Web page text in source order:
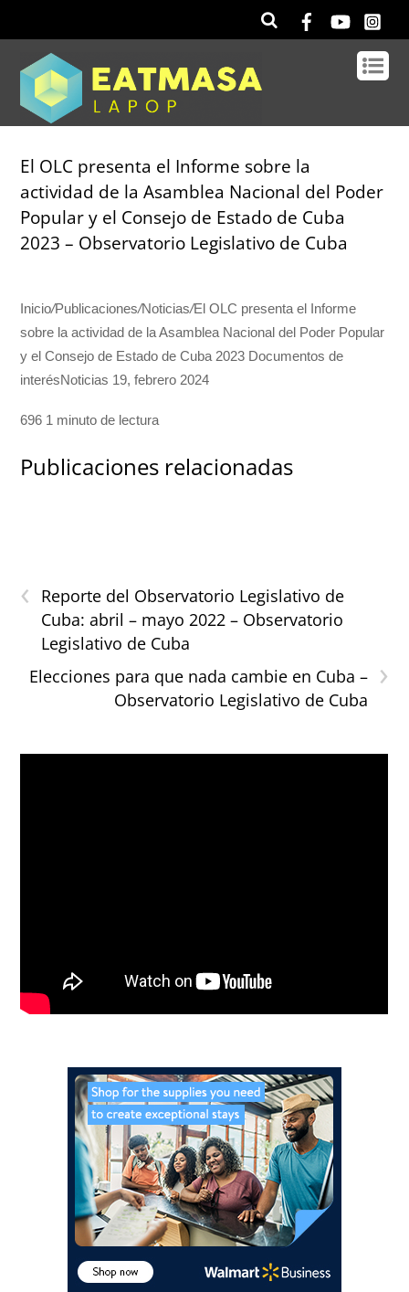
El OLC presenta el Informe sobre la
actividad de la Asamblea Nacional del Poder
Popular y el Consejo de Estado de Cuba
2023 – Observatorio Legislativo de Cuba
Inicio/Publicaciones/Noticias/El OLC presenta el Informe
sobre la actividad de la Asamblea Nacional del Poder Popular
y el Consejo de Estado de Cuba 2023 Documentos de
interésNoticias 19, febrero 2024
696 1 minuto de lectura
Publicaciones relacionadas
‹
Reporte del Observatorio Legislativo de
Cuba: abril – mayo 2022 – Observatorio
Legislativo de Cuba
›
Elecciones para que nada cambie en Cuba –
Observatorio Legislativo de Cuba